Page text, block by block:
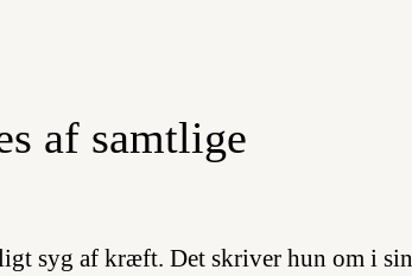
af samtlige
syg af kræft. Det skriver hun om i sin